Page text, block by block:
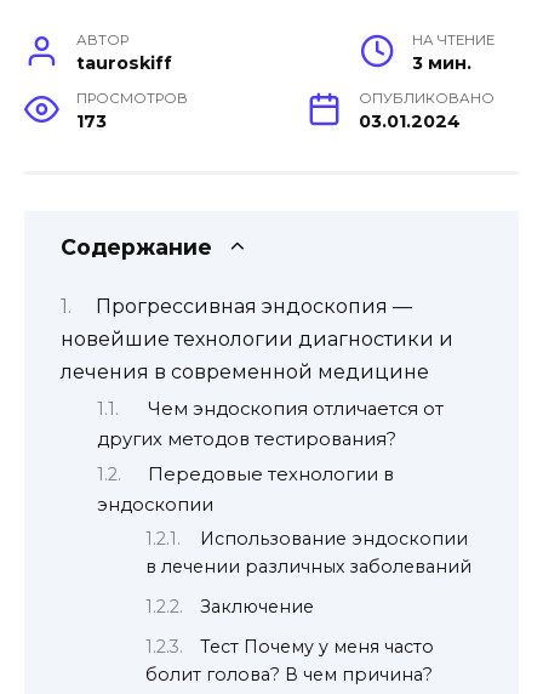
АВТОР
tauroskiff
НА ЧТЕНИЕ
3 мин.
ПРОСМОТРОВ
173
ОПУБЛИКОВАНО
03.01.2024
Содержание
Прогрессивная эндоскопия —
новейшие технологии диагностики и
лечения в современной медицине
Чем эндоскопия отличается от
других методов тестирования?
Передовые технологии в
эндоскопии
Использование эндоскопии
в лечении различных заболеваний
Заключение
Тест Почему у меня часто
болит голова? В чем причина?